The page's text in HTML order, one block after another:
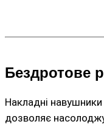
Бездротове
Накладні навушники
дозволяє